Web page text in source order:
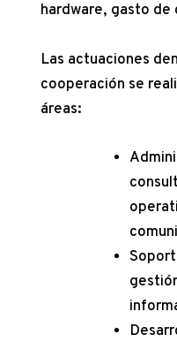
hardware, gasto
Las actuaciones
cooperación se
áreas: